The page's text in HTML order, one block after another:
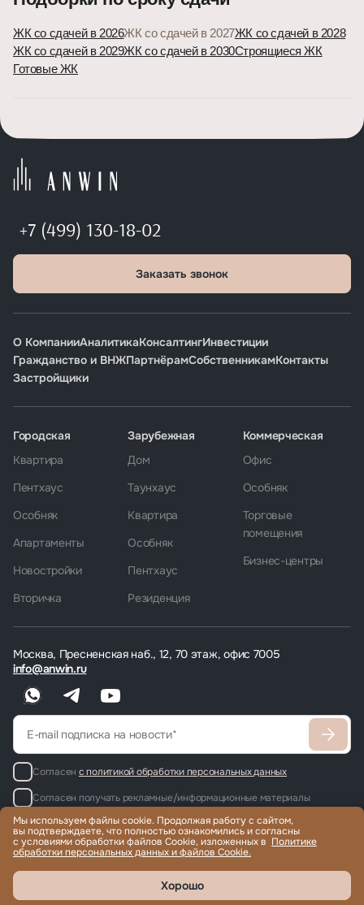
ЖК со сдачей в 2026ЖК со сдачей в 2027ЖК со сдачей в 2028
ЖК со сдачей в 2029ЖК со сдачей в 2030Строящиеся ЖК
Готовые ЖК
+7 (499) 130-18-02
Заказать звонок
О КомпанииАналитикаКонсалтингИнвестиции
Гражданство и ВНЖПартнёрамСобственникамКонтакты
Застройщики
Москва, Пресненская наб., 12, 70 этаж, офис 7005
info@anwin.ru
Согласен с политикой обработки персональных данных
Согласен получать рекламные/информационные материалы
Городская
Квартира
Пентхаус
Особняк
Апартаменты
Новостройки
Вторичка
Зарубежная
Дом
Таунхаус
Квартира
Особняк
Пентхаус
Резиденция
Коммерческая
Офис
Особняк
Торговые
помещения
Бизнес-центры
Продажа и аренда элитной недвижимости по всему миру, помощь
© 2022-2026 Международная компания Anwin
Мы используем файлы cookie. Продолжая работу с сайтом,
вы подтверждаете, что полностью ознакомились и согласны
с условиями обработки файлов Cookie, изложенных в Политике
обработки персональных данных и файлов Cookie.
Хорошо